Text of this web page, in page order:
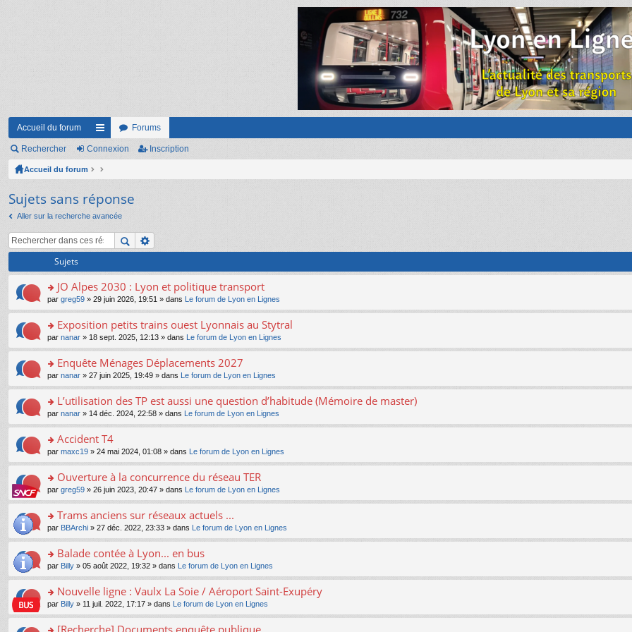
Accueil du forum
ac
co
ci
s
Forums
Rechercher Connexion Inscription
Accueil du forum
Sujets sans réponse
Aller sur la recherche avancée
Sujets
o
n
s
ult
er
le
m
e
s
a
g
e
n
n
le
pl
u
s
ré
c
e
nt
JO Alpes 2030 : Lyon et politique transport
par greg59 » 29 juin 2026, 19:51 » dans Le forum de Lyon en Lignes
o
n
s
ult
er
le
m
e
s
a
g
e
n
n
le
pl
u
s
ré
c
e
nt
Exposition petits trains ouest Lyonnais au Stytral
par nanar » 18 sept. 2025, 12:13 » dans Le forum de Lyon en Lignes
o
n
s
ult
er
le
m
e
s
a
g
e
n
n
le
pl
u
s
ré
c
e
nt
Enquête Ménages Déplacements 2027
par nanar » 27 juin 2025, 19:49 » dans Le forum de Lyon en Lignes
o
n
s
ult
er
le
m
e
s
a
g
e
n
n
le
pl
u
s
L’utilisation des TP est aussi une question d’habitude (Mémoire de master)
par nanar » 14 déc. 2024, 22:58 » dans Le forum de Lyon en Lignes
o
n
s
ult
er
le
m
e
s
a
g
e
n
n
Accident T4
par maxc19 » 24 mai 2024, 01:08 » dans Le forum de Lyon en Lignes
o
n
s
ult
er
le
m
e
s
a
g
e
n
Ouverture à la concurrence du réseau TER
par greg59 » 26 juin 2023, 20:47 » dans Le forum de Lyon en Lignes
o
n
s
ult
er
le
m
e
s
Trams anciens sur réseaux actuels ...
par BBArchi » 27 déc. 2022, 23:33 » dans Le forum de Lyon en Lignes
o
n
s
ult
er
le
m
Balade contée à Lyon... en bus
par Billy » 05 août 2022, 19:32 » dans Le forum de Lyon en Lignes
o
n
s
Nouvelle ligne : Vaulx La Soie / Aéroport Saint-Exupéry
par Billy » 11 juil. 2022, 17:17 » dans Le forum de Lyon en Lignes